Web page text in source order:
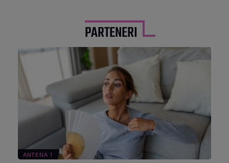
PARTENERI
ANTENA 1